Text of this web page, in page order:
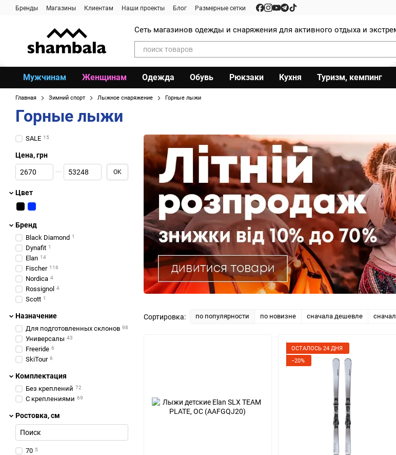
Перейти к основному контенту
Бренды Магазины Клиентам Наши проекты Блог Размерные сетки
Сеть магазинов одежды и снаряжения для активного отдыха и
Мужчинам Женщинам Одежда Обувь Рюкзаки Кухня Туризм, кемпинг
Главная Зимний спорт Лыжное снаряжение Горные лыжи
Горные лыжи
Сортировка: по популярности по новизне сначала дешевле
ОСТАЛОСЬ 24 ДНЯ
−20%
SALE 15
Цена, грн
От Цена, грн
До Цена, грн OK
Цвет
Бренд
Black Diamond 1
Dynafit 1
Elan 14
Fischer 116
Nordica 4
Rossignol 4
Scott 1
Назначение
Для подготовленных склонов 98
Универсалы 43
Freeride 6
SkiTour 6
Комплектация
Без креплений 72
С креплениями 69
Ростовка, см
70 5